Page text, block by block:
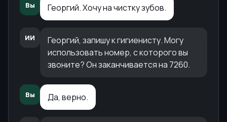
Вы Георгий. Хочу на чистку зубов.
ИИ
Георгий, запишу к гигиенисту. Могу
использовать номер, с которого вы
звоните? Он заканчивается на 7260.
Вы Да, верно.